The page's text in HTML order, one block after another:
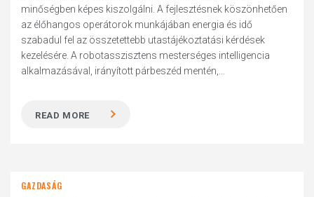
minőségben képes kiszolgálni. A fejlesztésnek köszönhetően
az élőhangos operátorok munkájában energia és idő
szabadul fel az összetettebb utastájékoztatási kérdések
kezelésére. A robotasszisztens mesterséges intelligencia
alkalmazásával, irányított párbeszéd mentén,...
READ MORE
GAZDASÁG